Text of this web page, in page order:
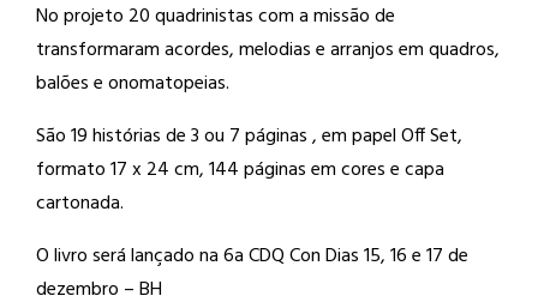
No projeto 20 quadrinistas com a missão de
transformaram acordes, melodias e arranjos em quadros,
balões e onomatopeias.
São 19 histórias de 3 ou 7 páginas , em papel Off Set,
formato 17 x 24 cm, 144 páginas em cores e capa
cartonada.
O livro será lançado na 6a CDQ Con Dias 15, 16 e 17 de
dezembro – BH